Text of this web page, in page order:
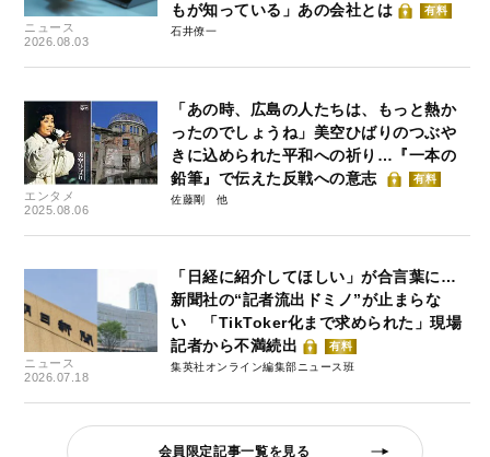
ニュース
2026.08.03
もが知っている」あの会社とは
有料
石井僚一
エンタメ
2025.08.06
「あの時、広島の人たちは、もっと熱か
ったのでしょうね」美空ひばりのつぶや
きに込められた平和への祈り…『一本の
鉛筆』で伝えた反戦への意志
有料
佐藤剛
ニュース
2026.07.18
「日経に紹介してほしい」が合言葉に…
新聞社の“記者流出ドミノ”が止まらな
い 「TikToker化まで求められた」現場
記者から不満続出
有料
集英社オンライン編集部ニュース班
会員限定記事一覧を見る